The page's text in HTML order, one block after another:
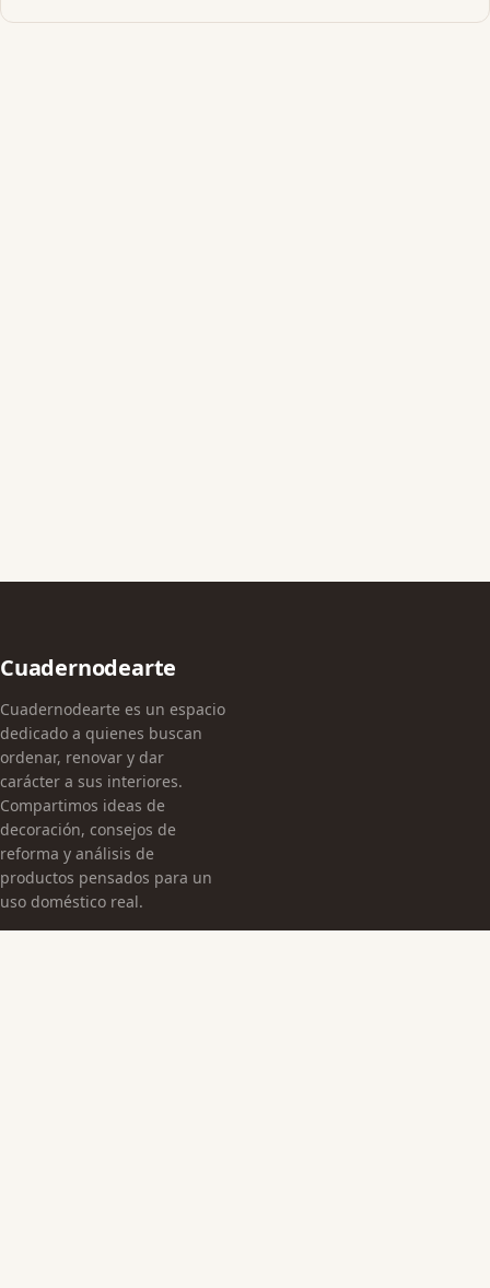
Cuadernodearte
Cuadernodearte es un espacio
dedicado a quienes buscan
ordenar, renovar y dar
carácter a sus interiores.
Compartimos ideas de
decoración, consejos de
reforma y análisis de
productos pensados para un
uso doméstico real.